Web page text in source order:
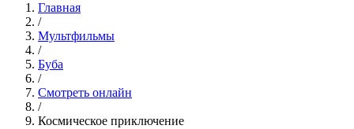
Главная
/
Мультфильмы
/
Буба
/
Смотреть онлайн
/
Космическое приключение